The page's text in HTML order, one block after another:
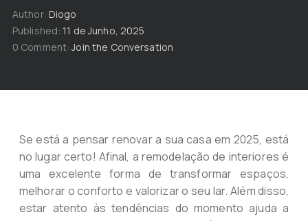
Author Diogo
Published 11 de Junho, 2025
0 Comment Join the Conversation
Se está a pensar renovar a sua casa em 2025, está
no lugar certo! Afinal, a remodelação de interiores é
uma excelente forma de transformar espaços,
melhorar o conforto e valorizar o seu lar. Além disso,
estar atento às tendências do momento ajuda a